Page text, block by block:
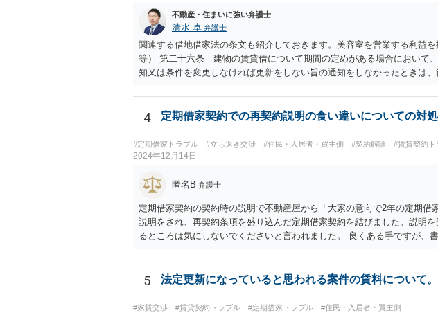
も、建物の賃貸借の期間が満了した後建物の賃借人が使用を継続する場
（建物賃貸借契約の更新拒絶等の要件） 第二十八条 建物の賃貸人によ
（転借人を含む。以下この条において同じ。）が建物の使用を必要とす
建物の賃貸人が建物の明渡しの条件として又は建物の明渡しと引換えに
て、正当の事由があると認められる場合でなければ、することができない
不動産・住まいに強い弁護士
清水 卓 弁護士
関連する借地借家法の条文も紹介しておきます。美容室を営業する利益
等） 第二十六条 建物の賃貸借について期間の定めがある場合において
知又は条件を変更しなければ更新をしない旨の通知をしなかったときは
く異議を述べなかったときも、同項と同様とする。 ３ 建物の転貸借が
建物の使用の継続とみなして、建物の賃借人と賃貸人との間について
建物の賃貸借が解約の申入れによって終了した場合に準用する。 （建
知又は建物の賃貸借の解約の申入れは、建物の賃貸人及び賃借人（転借
産上の給付をする旨の申出をした場合におけるその申出を考慮して、正
は、建物の賃貸借については、適用しない。 （強行規定） 第三十条 こ
4 定期借家契約での再契約説明の食い違いについての対
#定期借家トラブル #立ち退き交渉 #住民・入居者・買主側 #契約解除 #賃貸契約ト
2024年12月14日
匿名B 弁護士
定期借家契約の契約時の説明で不動産屋から「大家の意向で2年の定期
説明をされ、再契約条項を盛り込んだ定期借家契約を結びました。説明
るところは気にしないでくださいと言われました。 良くある手ですが
5 法定更新になっていると思われる案件の賃料について。
#家賃交渉 #賃貸契約トラブル #定期借家トラブル #住民・入居者・買主側